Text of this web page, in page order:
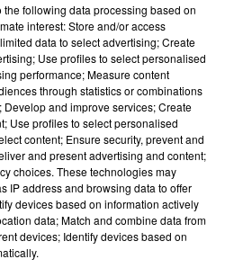
une palette d’actions
sa retraite
octobre 2022 à 14h00
the following data processing based on
interest: Store and/or access
data to select advertising; Create
Use profiles to select personalised
performance; Measure content
through statistics or combinations
Develop and improve services; Create
Use profiles to select personalised
content; Ensure security, prevent and
and present advertising and content;
choices. These technologies may
IP address and browsing data to offer
devices based on information actively
data; Match and combine data from
devices; Identify devices based on